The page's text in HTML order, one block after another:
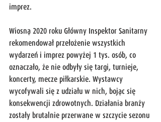
imprez.
Wiosną 2020 roku Główny Inspektor Sanitarny
rekomendował przełożenie wszystkich
wydarzeń i imprez powyżej 1 tys. osób, co
oznaczało, że nie odbyły się targi, turnieje,
koncerty, mecze piłkarskie. Wystawcy
wycofywali się z udziału w nich, bojąc się
konsekwencji zdrowotnych. Działania branży
zostały brutalnie przerwane w szczycie sezonu